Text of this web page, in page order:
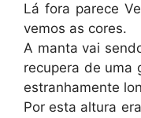
Lá fora parece
vemos as cores.
A manta vai
recupera de uma
estranhamente
Por esta altura